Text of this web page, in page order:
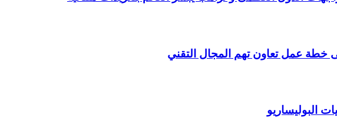
خطة عمل تعاون تهم المجال التقني
البوليساريو